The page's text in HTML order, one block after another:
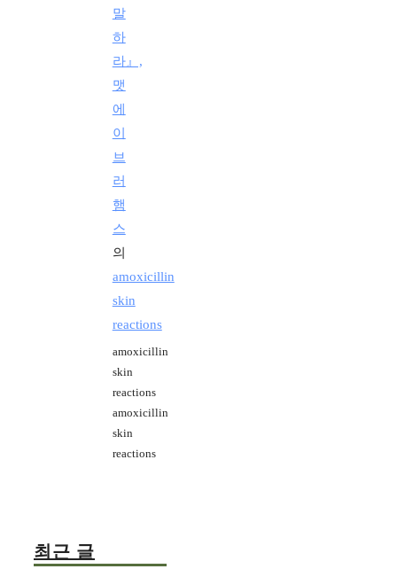
말
하
라』,
맷
에
이
브
러
햄
스
의
amoxicillin
skin
reactions
amoxicillin
skin
reactions
amoxicillin
skin
reactions
최근 글